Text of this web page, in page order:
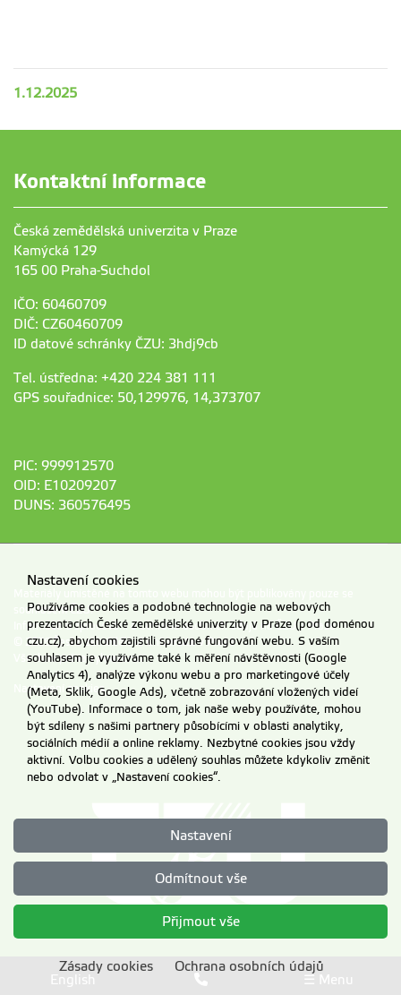
1.12.2025
Kontaktní informace
Česká zemědělská univerzita v Praze
Kamýcká 129
165 00 Praha-Suchdol
IČO: 60460709
DIČ: CZ60460709
ID datové schránky ČZU: 3hdj9cb
Tel. ústředna: +420 224 381 111
GPS souřadnice: 50,129976, 14,373707
PIC: 999912570
OID: E10209207
DUNS: 360576495
souhlasem ČZU.
Informace o zpracování a ochraně osobních údajů na ČZU v Praze.
© 2026 Česká zemědělská univerzita v Praze
Všechna práva vyhrazena
Nastavení cookies
English ☰ Menu
Nastavení cookies
Používáme cookies a podobné technologie na webových
prezentacích České zemědělské univerzity v Praze (pod doménou
czu.cz), abychom zajistili správné fungování webu. S vaším
souhlasem je využíváme také k měření návštěvnosti (Google
Analytics 4), analýze výkonu webu a pro marketingové účely
(Meta, Sklik, Google Ads), včetně zobrazování vložených videí
(YouTube). Informace o tom, jak naše weby používáte, mohou
být sdíleny s našimi partnery působícími v oblasti analytiky,
sociálních médií a online reklamy. Nezbytné cookies jsou vždy
aktivní. Volbu cookies a udělený souhlas můžete kdykoliv změnit
nebo odvolat v „Nastavení cookies“.
Nastavení
Odmítnout vše
Přijmout vše
Zásady cookies Ochrana osobních údajů